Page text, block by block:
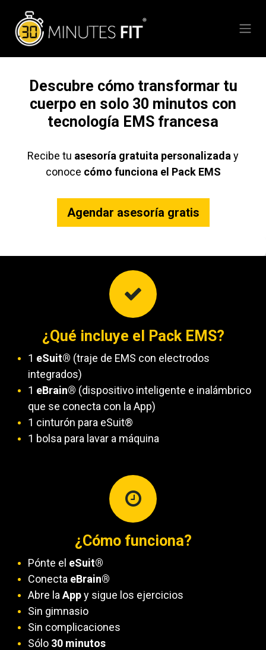
Descubre cómo transformar tu
cuerpo en solo 30 minutos con
tecnología EMS francesa
Recibe tu asesoría gratuita personalizada y
conoce cómo funciona el Pack EMS
Agendar aseso​​​​ría​​ gratis
¿Qué incluye el Pack EMS?
1 eSuit® (traje de EMS con electrodos
integrados)
1 eBrain® (dispositivo inteligente e inalámbrico
que se conecta con la App)
1 cinturón para eSuit®
1 bolsa para lavar a máquina
¿Cómo funciona?
Pónte el eSuit®
Conecta eBrain®
Abre la Appy sigue los ejercicios
Sin gimnasio
Sin complicaciones
Sólo 30 minutos